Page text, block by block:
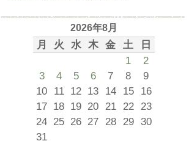
2026年8月
月 火 水 木 金 土
日
1
2
3
4 5 6 7 8
9
10 11 12 13 14 15
16
17 18 19 20 21 22
23
24 25 26 27 28 29 30
31